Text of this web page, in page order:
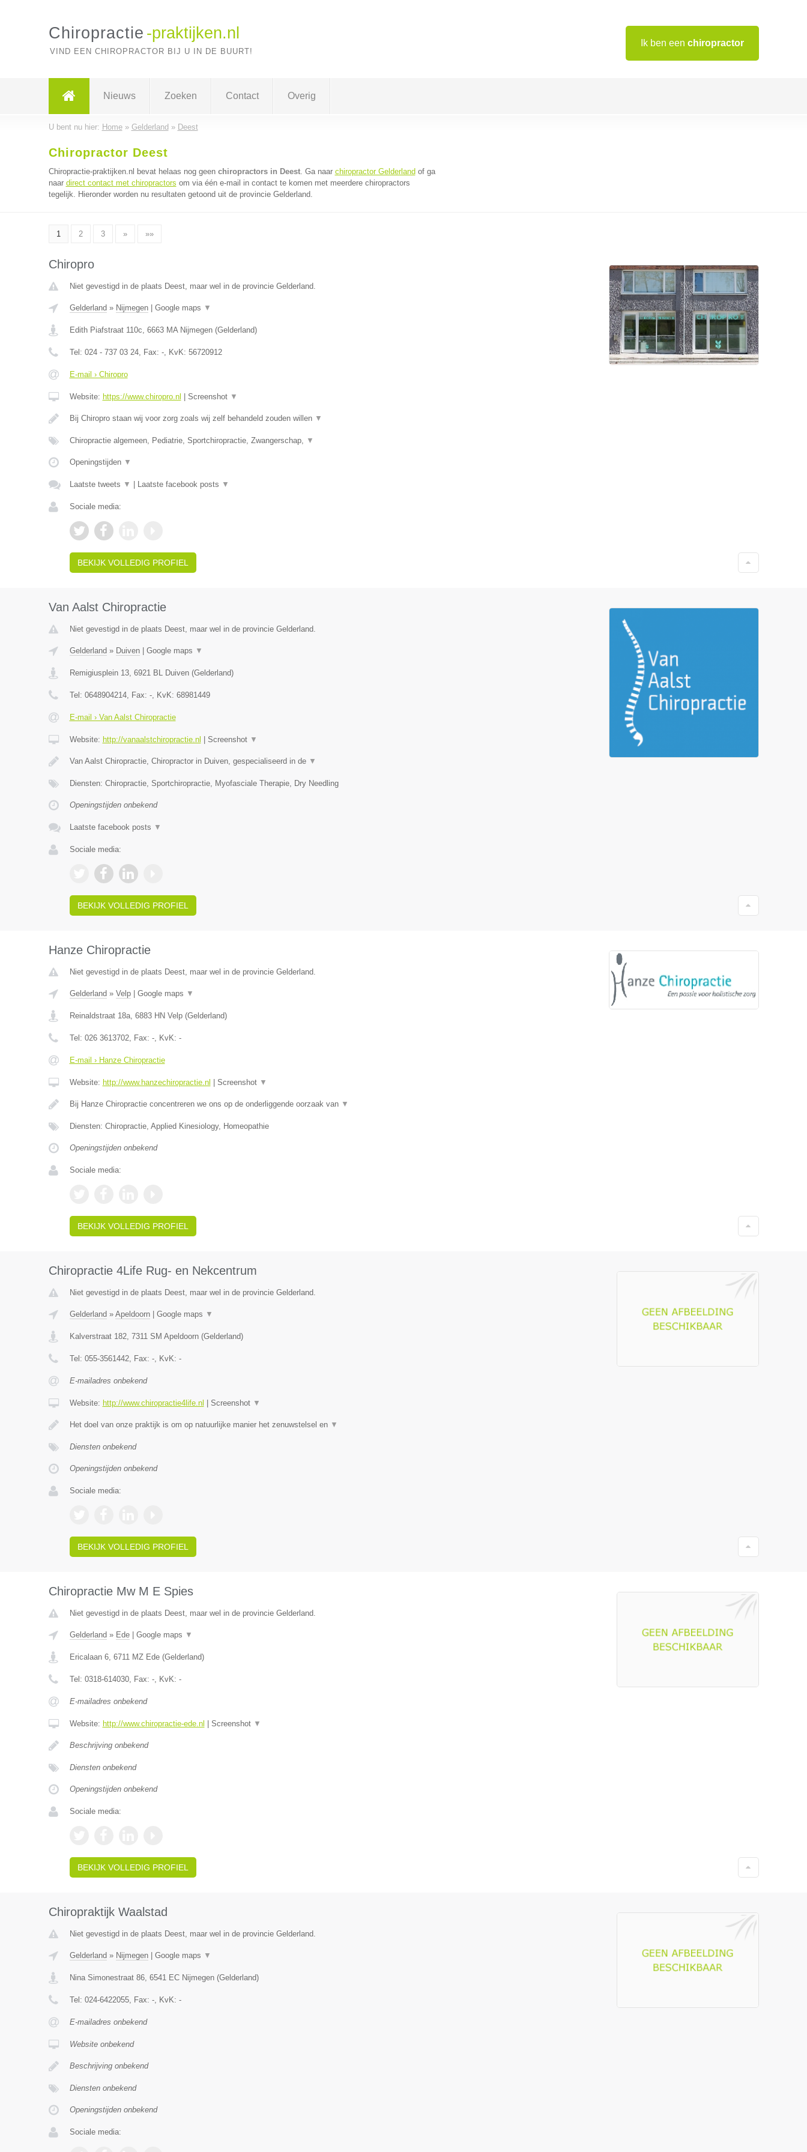
Ik ben een chiropractor
Chiropractie -praktijken.nl
VIND EEN CHIROPRACTOR BIJ U IN DE BUURT!
Nieuws Zoeken Contact Overig
U bent nu hier: Home» Gelderland » Deest
Chiropractor Deest
Chiropractie-praktijken.nl bevat helaas nog geen chiropractors in Deest. Ga naar chiropractor Gelderland of ga
naar direct contact met chiropractors om via één e-mail in contact te komen met meerdere chiropractors
tegelijk. Hieronder worden nu resultaten getoond uit de provincie Gelderland.
1 2 3 » »»
Chiropro
Niet gevestigd in de plaats Deest, maar wel in de provincie Gelderland.
Gelderland » Nijmegen| Google maps ▼
Edith Piafstraat 110c, 6663 MA Nijmegen(Gelderland)
Tel: 024 - 737 03 24, Fax: -, KvK: 56720912
E-mail › Chiropro
Website: https://www.chiropro.nl Screenshot ▼
Bij Chiropro staan wij voor zorg zoals wij zelf behandeld zouden willen ▼
Chiropractie algemeen, Pediatrie, Sportchiropractie, Zwangerschap, ▼
Openingstijden ▼
Laatste tweets ▼ Laatste facebook posts ▼
Sociale media:
BEKIJK VOLLEDIG PROFIEL
Van Aalst Chiropractie
Niet gevestigd in de plaats Deest, maar wel in de provincie Gelderland.
Gelderland » Duiven| Google maps ▼
Remigiusplein 13, 6921 BL Duiven(Gelderland)
Tel: 0648904214, Fax: -, KvK: 68981449
E-mail › Van Aalst Chiropractie
Website: http://vanaalstchiropractie.nl Screenshot ▼
Van Aalst Chiropractie, Chiropractor in Duiven, gespecialiseerd in de ▼
Diensten: Chiropractie, Sportchiropractie, Myofasciale Therapie, Dry Needling
Openingstijden onbekend
Laatste facebook posts ▼
Sociale media:
BEKIJK VOLLEDIG PROFIEL
Hanze Chiropractie
Niet gevestigd in de plaats Deest, maar wel in de provincie Gelderland.
Gelderland » Velp| Google maps ▼
Reinaldstraat 18a, 6883 HN Velp(Gelderland)
Tel: 026 3613702, Fax: -, KvK: -
E-mail › Hanze Chiropractie
Website: http://www.hanzechiropractie.nl Screenshot ▼
Bij Hanze Chiropractie concentreren we ons op de onderliggende oorzaak van ▼
Diensten: Chiropractie, Applied Kinesiology, Homeopathie
Openingstijden onbekend
Sociale media:
BEKIJK VOLLEDIG PROFIEL
Chiropractie 4Life Rug- en Nekcentrum
Niet gevestigd in de plaats Deest, maar wel in de provincie Gelderland.
Gelderland » Apeldoorn| Google maps ▼
Kalverstraat 182, 7311 SM Apeldoorn(Gelderland)
Tel: 055-3561442, Fax: -, KvK: -
E-mailadres onbekend
Website: http://www.chiropractie4life.nl Screenshot ▼
Het doel van onze praktijk is om op natuurlijke manier het zenuwstelsel en ▼
Diensten onbekend
Openingstijden onbekend
Sociale media:
BEKIJK VOLLEDIG PROFIEL
Chiropractie Mw M E Spies
Niet gevestigd in de plaats Deest, maar wel in de provincie Gelderland.
Gelderland » Ede| Google maps ▼
Ericalaan 6, 6711 MZ Ede(Gelderland)
Tel: 0318-614030, Fax: -, KvK: -
E-mailadres onbekend
Website: http://www.chiropractie-ede.nl Screenshot ▼
Beschrijving onbekend
Diensten onbekend
Openingstijden onbekend
Sociale media:
BEKIJK VOLLEDIG PROFIEL
Chiropraktijk Waalstad
Niet gevestigd in de plaats Deest, maar wel in de provincie Gelderland.
Gelderland » Nijmegen| Google maps ▼
Nina Simonestraat 86, 6541 EC Nijmegen(Gelderland)
Tel: 024-6422055, Fax: -, KvK: -
E-mailadres onbekend
Website onbekend
Beschrijving onbekend
Diensten onbekend
Openingstijden onbekend
Sociale media: